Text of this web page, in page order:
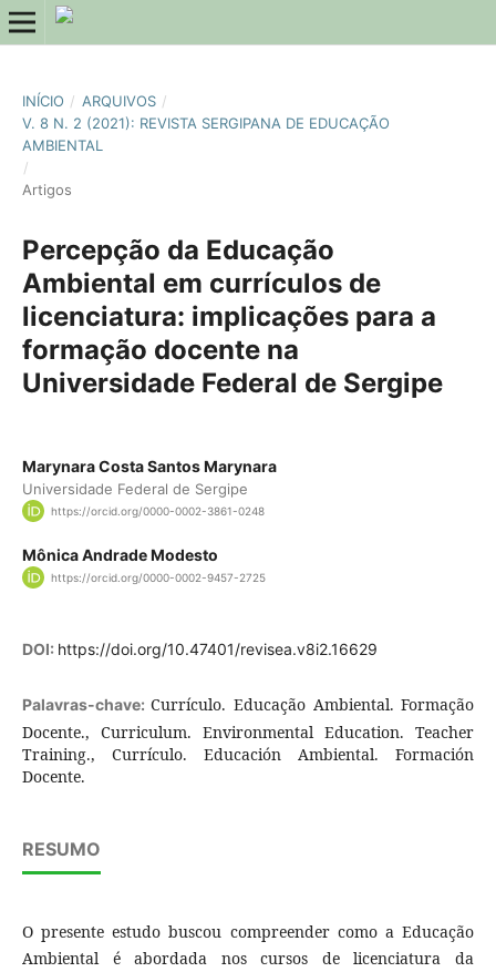
INÍCIO / ARQUIVOS /
V. 8 N. 2 (2021): REVISTA SERGIPANA DE EDUCAÇÃO
AMBIENTAL
/
Artigos
Percepção da Educação
Ambiental em currículos de
licenciatura: implicações para a
formação docente na
Universidade Federal de Sergipe
Marynara Costa Santos Marynara
Universidade Federal de Sergipe
https://orcid.org/0000-0002-3861-0248
Mônica Andrade Modesto
https://orcid.org/0000-0002-9457-2725
DOI: https://doi.org/10.47401/revisea.v8i2.16629
Palavras-chave:Currículo. Educação Ambiental. Formação
Docente., Curriculum. Environmental Education. Teacher
Training., Currículo. Educación Ambiental. Formación
Docente.
RESUMO
O presente estudo buscou compreender como a Educação
Ambiental é abordada nos cursos de licenciatura da